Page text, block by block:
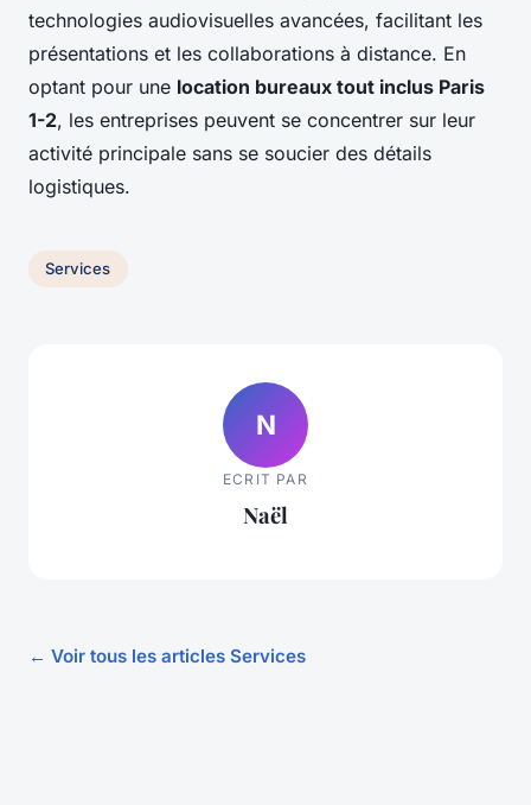
technologies audiovisuelles avancées, facilitant les
présentations et les collaborations à distance. En
optant pour une location bureaux tout inclus Paris
1-2, les entreprises peuvent se concentrer sur leur
activité principale sans se soucier des détails
logistiques.
Services
N
ECRIT PAR
Naël
← Voir tous les articles Services